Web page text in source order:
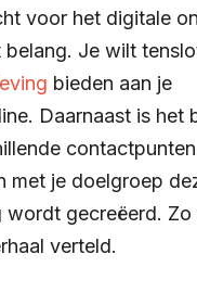
voor het digitale
belang. Je wilt
bieden aan je
Daarnaast is het
met je doelgroep
wordt gecreëerd.
verteld.